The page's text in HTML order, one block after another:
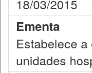
18/03/2015
Ementa
Estabelece
unidades